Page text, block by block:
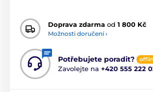
Doprava zdarma od 1 800 Kč
Možnosti doručení ›
Potřebujete poradit?
Zavolejte na +420 555 222